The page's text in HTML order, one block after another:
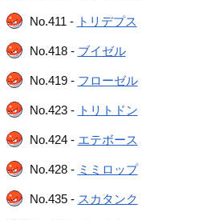
No.411 - トリデプス
No.418 - ブイゼル
No.419 - フローゼル
No.423 - トリトドン
No.424 - エテボース
No.428 - ミミロップ
No.435 - スカタンク